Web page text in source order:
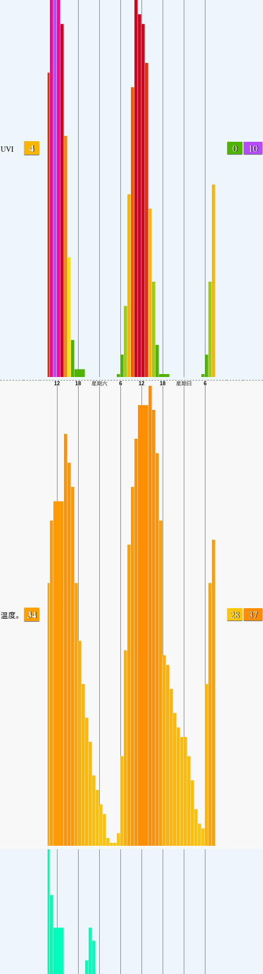
UVI 4 0 10
温度。 34 28 37